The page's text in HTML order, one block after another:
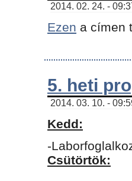
2014. 02. 24. -
Ezen a címen
5. heti
2014. 03. 10. -
Kedd:
-
Csütörtök: